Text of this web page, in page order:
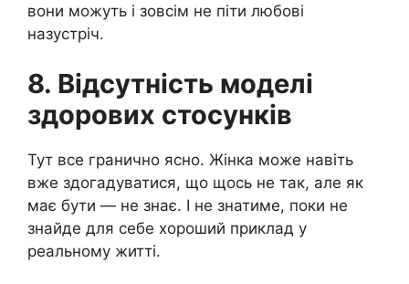
вони можуть і зовсім не піти любові
назустріч.
8. Відсутність моделі
здорових стосунків
Тут все гранично ясно. Жінка може навіть
вже здогадуватися, що щось не так, але як
має бути — не знає. І не знатиме, поки не
знайде для себе хороший приклад у
реальному житті.